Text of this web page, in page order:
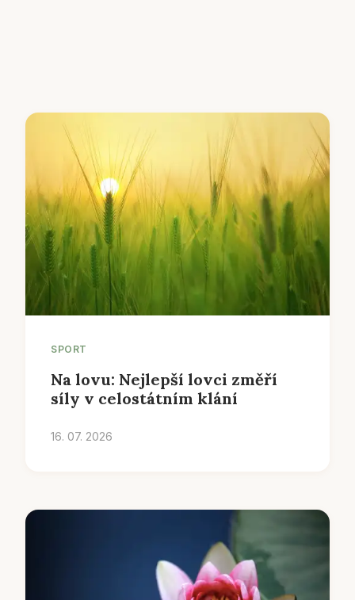
SPORT
Na lovu: Nejlepší lovci změří
síly v celostátním klání
16. 07. 2026